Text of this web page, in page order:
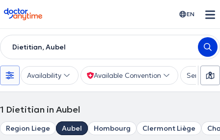
doctoranytime EN
Dietitian, Aubel
Availability Available Convention Services
1 Dietitian in Aubel
Region Liege Aubel Hombourg Clermont Liège